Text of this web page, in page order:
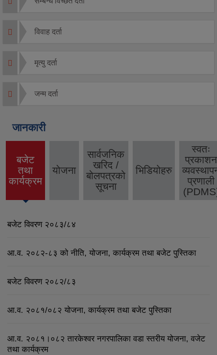
विवाह दर्ता
मृत्यु दर्ता
जन्म दर्ता
जानकारी
बजेट
तथा
कार्यक्रम
(active
tab)
योजना
सार्वजनिक
खरिद /
बोलपत्रको
सूचना
भिडियोहरु
स्वतः
प्रकाशन
प्रणाली
बजेट विवरण २०८३/८४
आ.व. २०८२-८३ को नीति, योजना, कार्यक्रम तथा बजेट पुस्तिका
बजेट विवरण २०८२/८३
आ.व. २०८१/०८२ योजना, कार्यक्रम तथा बजेट पुस्तिका
आ.व. २०८१।०८२ तारकेश्वर नगरपालिका वडा स्तरीय योजना, वजेट
तथा कार्यक्रम